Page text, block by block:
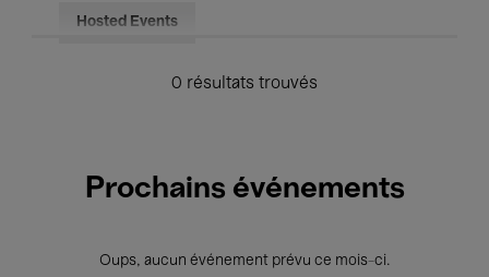
Hosted Events
0 résultats trouvés
Prochains événements
Oups, aucun événement prévu ce mois-ci.